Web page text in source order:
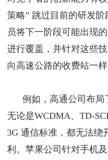
策略” 跳过目前的研发
员将下一阶段可能出现
进行覆盖，并针对这些
向高速公路的收费站一样
例如，高通公司布局
无论是WCDMA、TD-
3G 通信标准，都无法绕
利。苹果公司针对手机